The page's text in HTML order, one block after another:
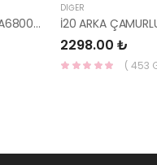
PANJUR İ30 2015- KOMPLE 86350-A6800-YS
DIĞER
2298.00 ₺
( 453